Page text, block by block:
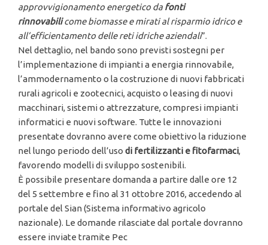
approvvigionamento energetico da fonti
rinnovabilicome biomasse e mirati al risparmio idrico e
all’efficientamento delle reti idriche aziendali”.
Nel dettaglio, nel bando sono previsti sostegni per
l’implementazione di impianti a energia rinnovabile,
l’ammodernamento o la costruzione di nuovi fabbricati
rurali agricoli e zootecnici, acquisto o leasing di nuovi
macchinari, sistemi o attrezzature, compresi impianti
informatici e nuovi software. Tutte le innovazioni
presentate dovranno avere come obiettivo la riduzione
nel lungo periodo dell’uso di fertilizzanti e fitofarmaci,
favorendo modelli di sviluppo sostenibili.
È possibile presentare domanda a partire dalle ore 12
del 5 settembre e fino al 31 ottobre 2016, accedendo al
portale del Sian (Sistema informativo agricolo
nazionale). Le domande rilasciate dal portale dovranno
essere inviate tramite Pec